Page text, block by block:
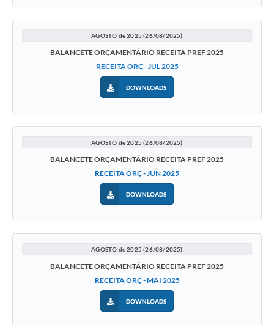
AGOSTO de 2025 (26/08/2025)
BALANCETE ORÇAMENTÁRIO RECEITA PREF 2025
RECEITA ORÇ - JUL 2025
DOWNLOADS
AGOSTO de 2025 (26/08/2025)
BALANCETE ORÇAMENTÁRIO RECEITA PREF 2025
RECEITA ORÇ - JUN 2025
DOWNLOADS
AGOSTO de 2025 (26/08/2025)
BALANCETE ORÇAMENTÁRIO RECEITA PREF 2025
RECEITA ORÇ - MAI 2025
DOWNLOADS